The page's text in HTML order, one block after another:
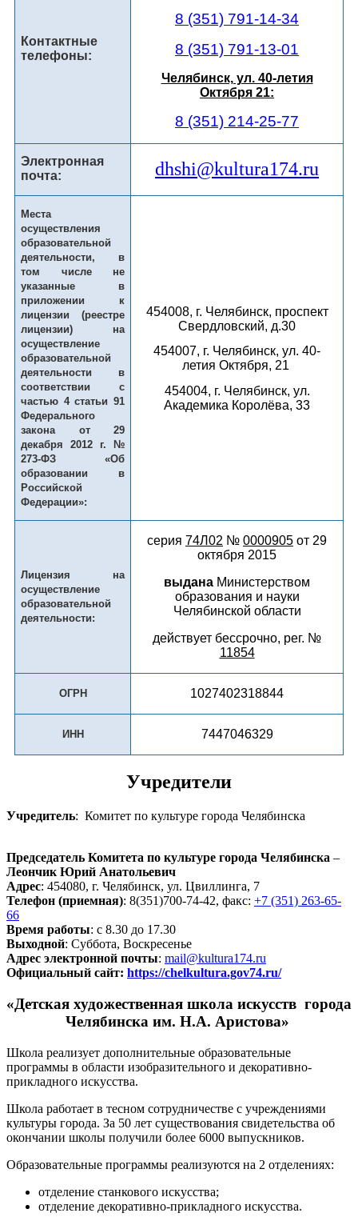
Контактные
телефоны:
8 (351) 791-14-34
8 (351) 791-13-01
Челябинск, ул. 40-летия
Октября 21:
8 (351) 214-25-77
Электронная
почта:
dhshi@kultura174.ru
Места
осуществления
образовательной
деятельности, в
том числе не
указанные в
приложении к
лицензии (реестре
лицензии) на
осуществление
образовательной
деятельности в
соответствии с
частью 4 статьи 91
Федерального
закона от 29
декабря 2012 г. №
273-ФЗ «Об
образовании в
Российской
Федерации»:
454008, г. Челябинск, проспект
Свердловский, д.30
454007, г. Челябинск, ул. 40-
летия Октября, 21
454004, г. Челябинск, ул.
Академика Королёва, 33​
Лицензия на
осуществление
образовательной
деятельности:
серия 74Л02 № 0000905 от 29
октября 2015
выдана Министерством
образования и науки
Челябинской области
действует бессрочно, рег. №
11854
ОГРН 1027402318844
ИНН 7447046329
Учредители
Учредитель: Комитет по культуре города Челябинска
Председатель Комитета по культуре города Челябинска –
Леончик Юрий Анатольевич
Адрес: 454080, г. Челябинск, ул. Цвиллинга, 7
Телефон (приемная): 8(351)700-74-42, факс: +7 (351) 263-65-
66
Время работы: с 8.30 до 17.30
Выходной: Суббота, Воскресенье
Адрес электронной почты: mail@kultura174.ru
Официальный сайт: https://chelkultura.gov74.ru/
«Детская художественная школа искусств города
Челябинска им. Н.А. Аристова»
Школа реализует дополнительные образовательные
программы в области изобразительного и декоративно-
прикладного искусства.
Школа работает в тесном сотрудничестве с учреждениями
культуры города. За 50 лет существования свидетельства об
окончании школы получили более 6000 выпускников.
Образовательные программы реализуются на 2 отделениях:
отделение станкового искусства;
отделение декоративно-прикладного искусства.